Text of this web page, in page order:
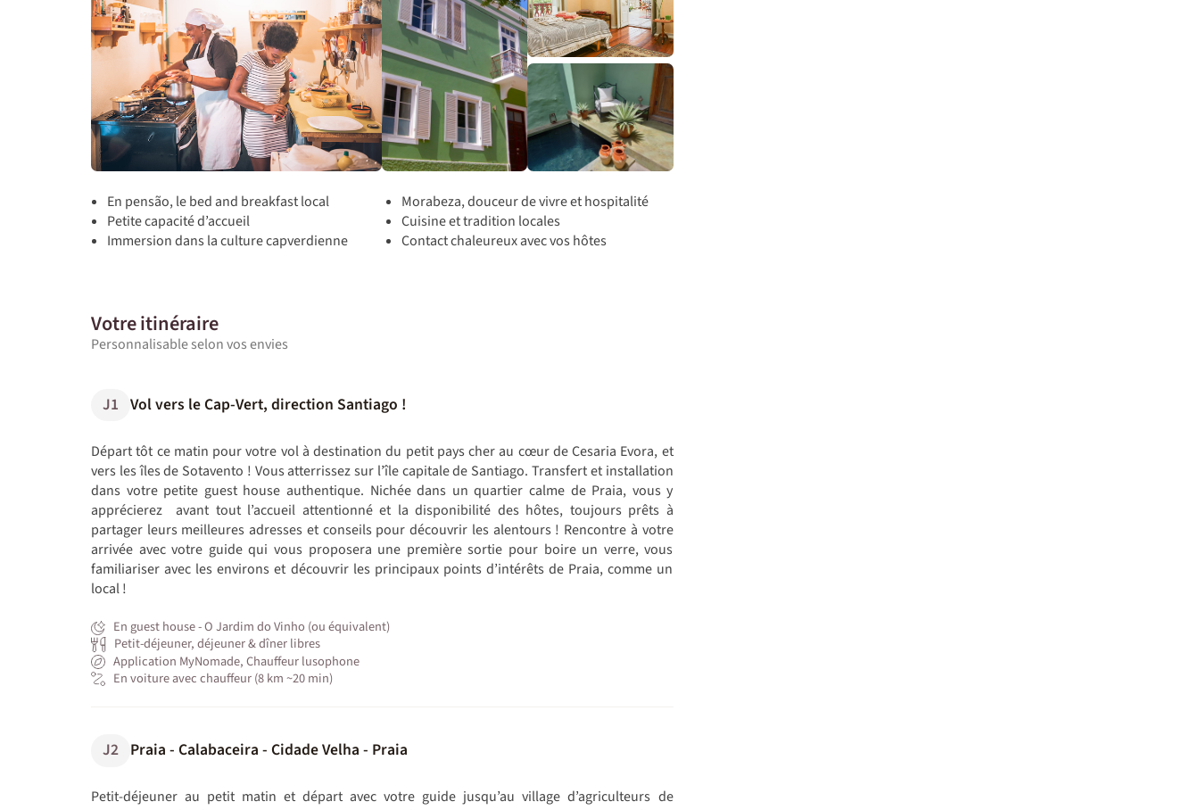
En pensão, le bed and breakfast local
Morabeza, douceur de vivre et hospitalité
Petite capacité d’accueil
Cuisine et tradition locales
Immersion dans la culture capverdienne
Contact chaleureux avec vos hôtes
Votre itinéraire
Personnalisable selon vos envies
J1 Vol vers le Cap-Vert, direction Santiago !
Départ tôt ce matin pour votre vol à destination du petit pays cher au cœur de Cesaria Evora, et
vers les îles de Sotavento ! Vous atterrissez sur l’île capitale de Santiago. Transfert et installation
dans votre petite guest house authentique. Nichée dans un quartier calme de Praia, vous y
apprécierez avant tout l’accueil attentionné et la disponibilité des hôtes, toujours prêts à
partager leurs meilleures adresses et conseils pour découvrir les alentours ! Rencontre à votre
arrivée avec votre guide qui vous proposera une première sortie pour boire un verre, vous
familiariser avec les environs et découvrir les principaux points d’intérêts de Praia, comme un
local !
En guest house - O Jardim do Vinho (ou équivalent)
Petit-déjeuner, déjeuner & dîner libres
Application MyNomade, Chauffeur lusophone
En voiture avec chauffeur (8 km ~20 min)
J2 Praia - Calabaceira - Cidade Velha - Praia
Petit-déjeuner au petit matin et départ avec votre guide jusqu’au village d’agriculteurs de